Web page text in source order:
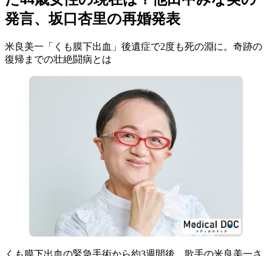
発言、坂口杏里の再婚発表
米良美一「くも膜下出血」後遺症で2度も死の淵に。奇跡の
復帰までの壮絶闘病とは
くも膜下出血の緊急手術から約3週間後、歌手の米良美一さ